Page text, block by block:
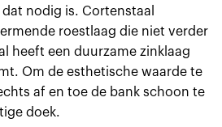
nodig is. Cortenstaal
roestlaag die niet verder
heeft een duurzame zinklaag
Om de esthetische waarde te
af en toe de bank schoon te
doek.